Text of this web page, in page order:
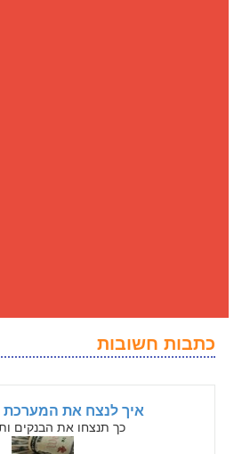
כתבות חשובות
איך לנצח את המערכת
כך תנצחו את הבנקים